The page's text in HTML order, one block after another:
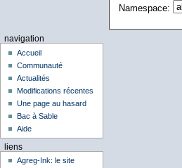
Namespace:
navigation
Accueil
Communauté
Actualités
Modifications récentes
Une page au hasard
Bac à Sable
Aide
liens
Agreg-Ink: le site